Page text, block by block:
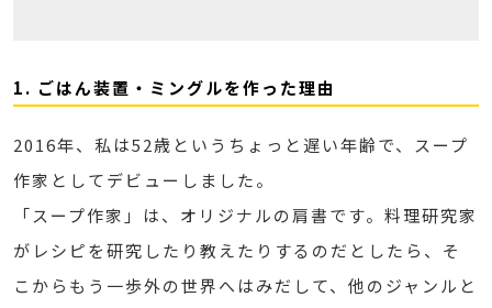
1. ごはん装置・ミングルを作った理由
2016年、私は52歳というちょっと遅い年齢で、スープ
作家としてデビューしました。
「スープ作家」は、オリジナルの肩書です。料理研究家
がレシピを研究したり教えたりするのだとしたら、そ
こからもう一歩外の世界へはみだして、他のジャンルと